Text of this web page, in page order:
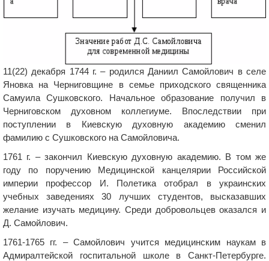
11(22) декабря 1744 г. – родился Даниил Самойлович в селе
Яновка на Черниговщине в семье приходского священника
Самуила Сушковского. Начальное образование получил в
Черниговском духовном коллегиуме. Впоследствии при
поступлении в Киевскую духовную академию сменил
фамилию с Сушковского на Самойловича.
1761 г. – закончил Киевскую духовную академию. В том же
году по поручению Медицинской канцелярии Российской
империи профессор И. Полетика отобрал в украинских
учебных заведениях 30 лучших студентов, высказавших
желание изучать медицину. Среди добровольцев оказался и
Д. Самойлович.
1761-1765 гг. – Самойлович учится медицинским наукам в
Адмиралтейской госпитальной школе в Санкт-Петербурге.